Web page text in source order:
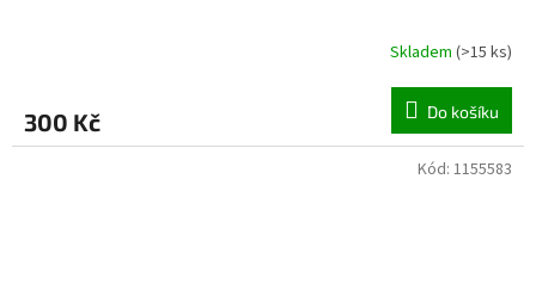
Skladem (>15 ks)
300 Kč Do košíku
Kód: 1155583